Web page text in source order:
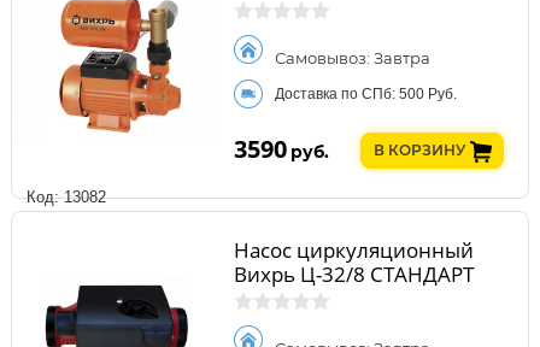
Код: 13082
Самовывоз: Завтра
Доставка по СПб: 500 Руб.
3590 руб. В КОРЗИНУ
Насос циркуляционный
Вихрь Ц-32/8 СТАНДАРТ